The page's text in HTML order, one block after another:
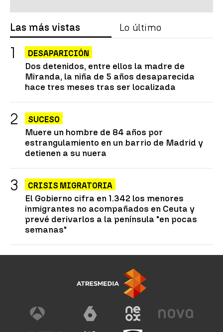
Las más vistas Lo último
DESAPARICIÓN
Dos detenidos, entre ellos la madre de
Miranda, la niña de 5 años desaparecida
hace tres meses tras ser localizada
SUCESO
Muere un hombre de 84 años por
estrangulamiento en un barrio de Madrid y
detienen a su nuera
CRISIS MIGRATORIA
El Gobierno cifra en 1.342 los menores
inmigrantes no acompañados en Ceuta y
prevé derivarlos a la península "en pocas
semanas"